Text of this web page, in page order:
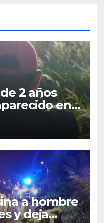
2 años
en
a hombre
y deja